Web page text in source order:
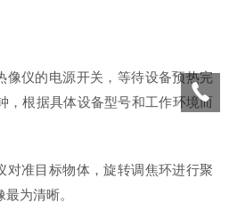
仪的电源开关，等待设备预热完
，根据具体设备型号和工作环境而
准目标物体，旋转调焦环进行聚
为清晰。